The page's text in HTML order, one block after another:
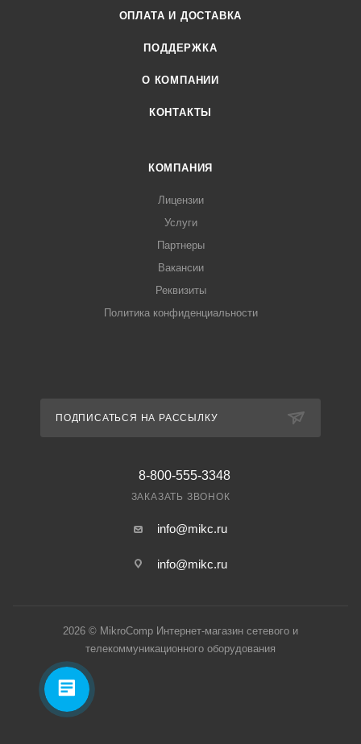
ОПЛАТА И ДОСТАВКА
ПОДДЕРЖКА
О КОМПАНИИ
КОНТАКТЫ
КОМПАНИЯ
Лицензии
Услуги
Партнеры
Вакансии
Реквизиты
Политика конфиденциальности
ПОДПИСАТЬСЯ НА РАССЫЛКУ
8-800-555-3348
ЗАКАЗАТЬ ЗВОНОК
info@mikc.ru
info@mikc.ru
2026 © MikroComp Интернет-магазин сетевого и
телекоммуникационного оборудования